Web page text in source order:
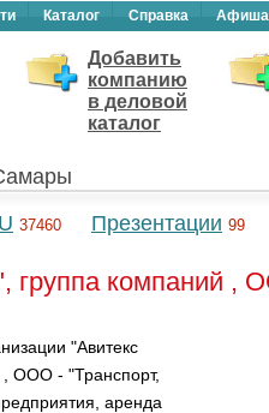
Каталог Справка Афиша
Добавить
компанию
в деловой
каталог
37460 Презентации 99
группа компаний ,
"Авитекс
, ООО - "Транспорт,
аренда